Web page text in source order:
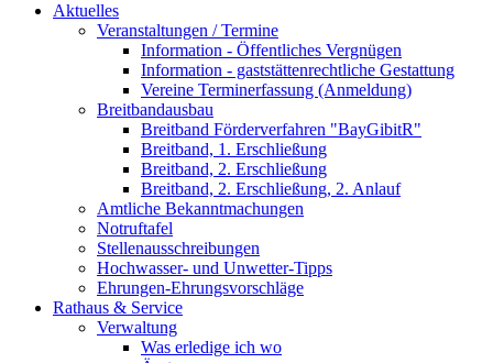
Aktuelles
Veranstaltungen / Termine
Information - Öffentliches Vergnügen
Information - gaststättenrechtliche Gestattung
Vereine Terminerfassung (Anmeldung)
Breitbandausbau
Breitband Förderverfahren "BayGibitR"
Breitband, 1. Erschließung
Breitband, 2. Erschließung
Breitband, 2. Erschließung, 2. Anlauf
Amtliche Bekanntmachungen
Notruftafel
Stellenausschreibungen
Hochwasser- und Unwetter-Tipps
Ehrungen-Ehrungsvorschläge
Rathaus & Service
Verwaltung
Was erledige ich wo